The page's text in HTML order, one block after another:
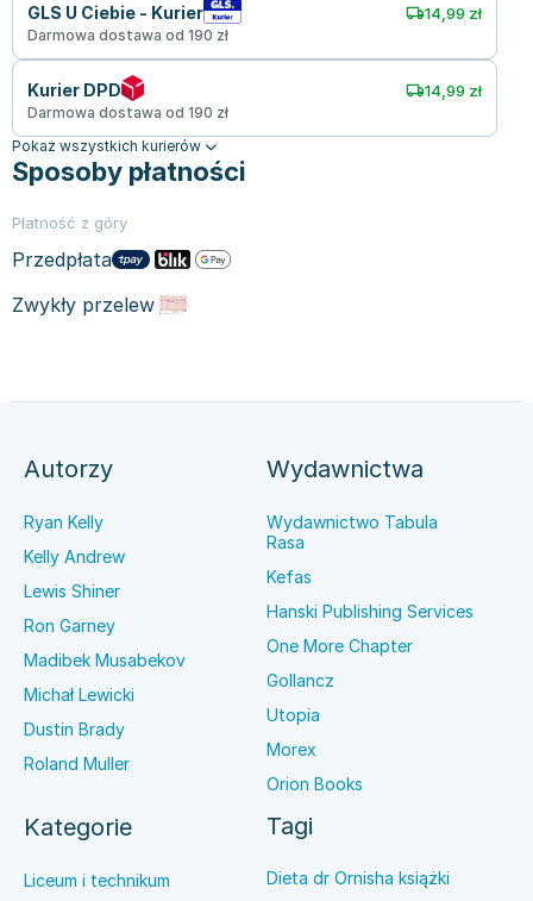
GLS U Ciebie - Kurier 14,99 zł
Darmowa dostawa od 190 zł
Kurier DPD 14,99 zł
Darmowa dostawa od 190 zł
Pokaż wszystkich kurierów
Sposoby płatności
Płatność z góry
Przedpłata
Zwykły przelew
Autorzy
Ryan Kelly
Kelly Andrew
Lewis Shiner
Ron Garney
Madibek Musabekov
Michał Lewicki
Dustin Brady
Roland Muller
Wydawnictwa
Wydawnictwo Tabula
Rasa
Kefas
Hanski Publishing Services
One More Chapter
Gollancz
Utopia
Morex
Orion Books
Kategorie
Liceum i technikum
Tagi
Dieta dr Ornisha książki